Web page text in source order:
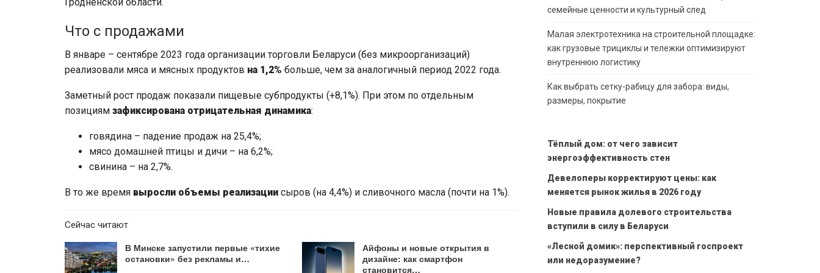
Что с продажами
В январе – сентябре 2023 года организации торговли Беларуси (без микроорганизаций)
реализовали мяса и мясных продуктов на 1,2% больше, чем за аналогичный период 2022 года.
Заметный рост продаж показали пищевые субпродукты (+8,1%). При этом по отдельным
позициям зафиксирована отрицательная динамика:
говядина – падение продаж на 25,4%;
мясо домашней птицы и дичи – на 6,2%;
свинина – на 2,7%.
В то же время выросли объемы реализации сыров (на 4,4%) и сливочного масла (почти на 1%).
Сейчас читают
В Минске запустили первые «тихие
остановки» без рекламы и…
Айфоны и новые открытия в
дизайне: как смартфон
становится…
семейные ценности и культурный след
Малая электротехника на строительной площадке:
как грузовые трициклы и тележки оптимизируют
внутреннюю логистику
Как выбрать сетку-рабицу для забора: виды,
размеры, покрытие
Тёплый дом: от чего зависит
энергоэффективность стен
Девелоперы корректируют цены: как
меняется рынок жилья в 2026 году
Новые правила долевого строительства
вступили в силу в Беларуси
«Лесной домик»: перспективный госпроект
или недоразумение?